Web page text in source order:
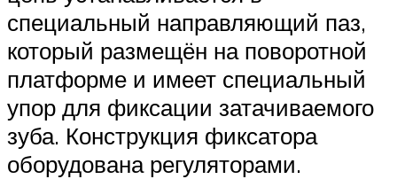
специальный направляющий паз,
который размещён на поворотной
платформе и имеет специальный
упор для фиксации затачиваемого
зуба. Конструкция фиксатора
оборудована регуляторами.